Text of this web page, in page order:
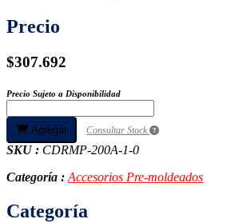
Precio
$307.692
Precio Sujeto a Disponibilidad
Agregar Consultar Stock
SKU : CDRMP-200A-1-0
Categoría :Accesorios Pre-moldeados
Categoría